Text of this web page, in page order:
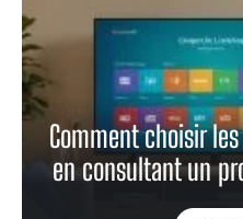
Comment choisir
en consultant un